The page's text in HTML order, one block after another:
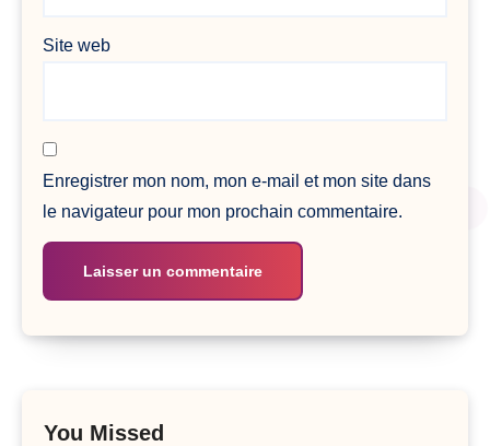
Site web
Enregistrer mon nom, mon e-mail et mon site dans
le navigateur pour mon prochain commentaire.
You Missed